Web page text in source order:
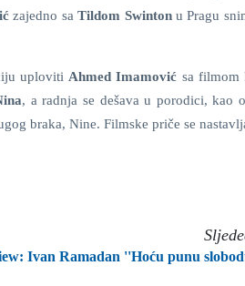
zajedno saTildom Swintonu Pragu
uploviti Ahmed Imamović sa filmom
, a radnja se dešava u porodici, kao
braka, Nine. Filmske priče se
Ivan Ramadan ''Hoću punu